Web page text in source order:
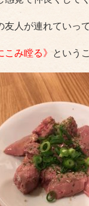
友人が連れていっ
こみ瞠る》 という